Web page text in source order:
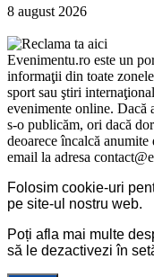
8 august 2026
Evenimentu.ro este un
informaţii din toate
sport sau ştiri
evenimente online. Dacă
s-o publicăm, ori dacă
deoarece încalcă
email la adresa
Folosim cookie-uri
pe site-ul nostru web.
Poți afla mai multe
să le dezactivezi în